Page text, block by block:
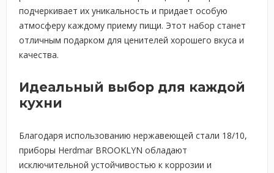
подчеркивает их уникальность и придает особую
атмосферу каждому приему пищи. Этот набор станет
отличным подарком для ценителей хорошего вкуса и
качества.
Идеальный выбор для каждой
кухни
Благодаря использованию нержавеющей стали 18/10,
приборы Herdmar BROOKLYN обладают
исключительной устойчивостью к коррозии и